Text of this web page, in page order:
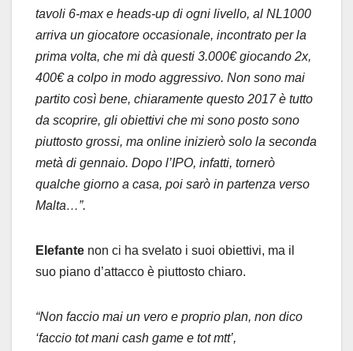
tavoli 6-max e heads-up di ogni livello, al NL1000
arriva un giocatore occasionale, incontrato per la
prima volta, che mi dà questi 3.000€ giocando 2x,
400€ a colpo in modo aggressivo. Non sono mai
partito così bene, chiaramente questo 2017 è tutto
da scoprire, gli obiettivi che mi sono posto sono
piuttosto grossi, ma online inizierò solo la seconda
metà di gennaio. Dopo l’IPO, infatti, tornerò
qualche giorno a casa, poi sarò in partenza verso
Malta…”.
Elefante non ci ha svelato i suoi obiettivi, ma il
suo piano d’attacco è piuttosto chiaro.
“Non faccio mai un vero e proprio plan, non dico
‘faccio tot mani cash game e tot mtt’,